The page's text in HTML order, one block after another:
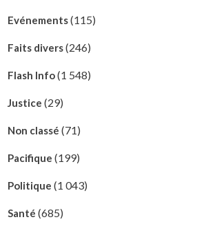
Evénements(115)
Faits divers(246)
Flash Info(1 548)
Justice (29)
Non classé (71)
Pacifique (199)
Politique (1 043)
Santé (685)